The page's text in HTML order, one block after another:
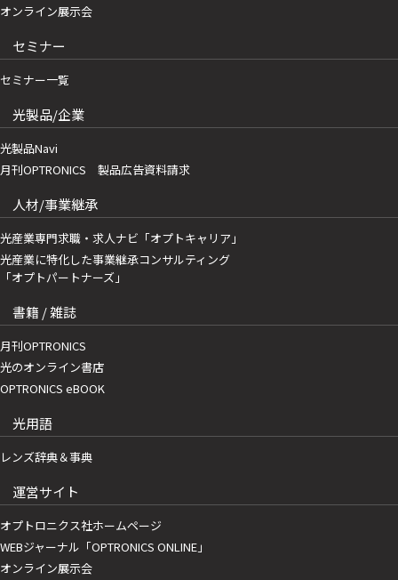
オンライン展示会
セミナー
セミナー一覧
光製品/企業
光製品Navi
月刊OPTRONICS 製品広告資料請求
人材/事業継承
光産業専門求職・求人ナビ「オプトキャリア」
光産業に特化した事業継承コンサルティング
「オプトパートナーズ」
書籍 / 雑誌
月刊OPTRONICS
光のオンライン書店
OPTRONICS eBOOK
光用語
レンズ辞典＆事典
運営サイト
オプトロニクス社ホームページ
WEBジャーナル「OPTRONICS ONLINE」
オンライン展示会